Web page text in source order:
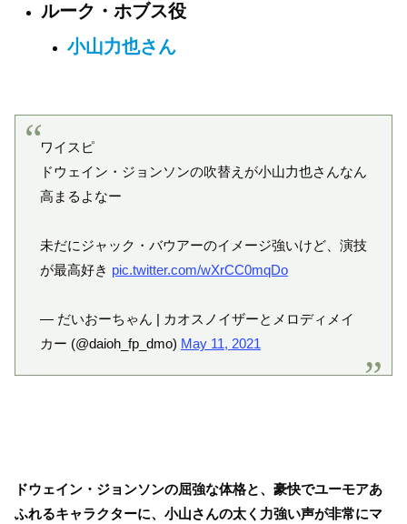
ルーク・ホブス役
小山力也さん
ワイスピ
ドウェイン・ジョンソンの吹替えが小山力也さんなん
高まるよなー
未だにジャック・バウアーのイメージ強いけど、演技
が最高好き pic.twitter.com/wXrCC0mqDo
— だいおーちゃん | カオスノイザーとメロディメイ
カー (@daioh_fp_dmo) May 11, 2021
ドウェイン・ジョンソンの屈強な体格と、豪快でユーモアあ
ふれるキャラクターに、小山さんの太く力強い声が非常にマ